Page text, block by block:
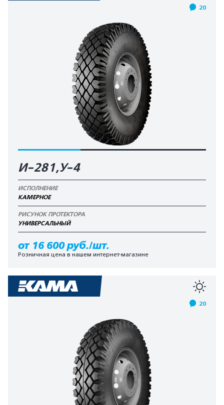
20
И-281,У-4
ИСПОЛНЕНИЕ
КАМЕРНОЕ
РИСУНОК ПРОТЕКТОРА
УНИВЕРСАЛЬНЫЙ
от 16 600 руб./шт.
Розничная цена в нашем интернет-магазине
20